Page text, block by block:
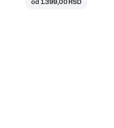
od 1.399,00 RSD